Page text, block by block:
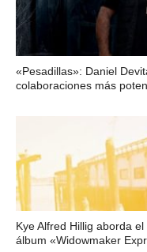
«Pesadillas»: Daniel
colaboraciones más
Kye Alfred Hillig aborda
álbum «Widowmaker